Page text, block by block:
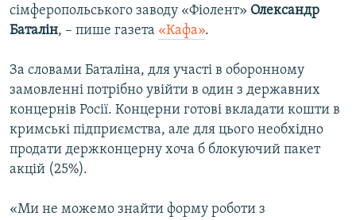
Усі сайти RFE/RL
сімферопольського заводу «Фіолент» Олександр
Баталін, – пише газета «Кафа».
За словами Баталіна, для участі в оборонному
замовленні потрібно увійти в один з державних
концернів Росії. Концерни готові вкладати кошти в
кримські підприємства, але для цього необхідно
продати держконцерну хоча б блокуючий пакет
акцій (25%).
«Ми не можемо знайти форму роботи з